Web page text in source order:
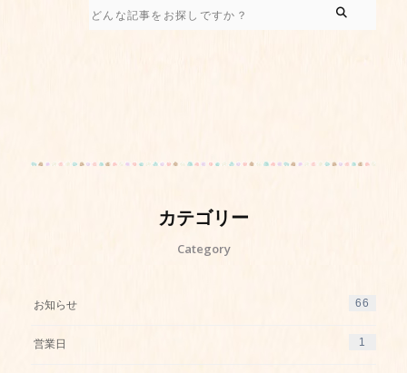
カテゴリー
Category
お知らせ 66
営業日 1